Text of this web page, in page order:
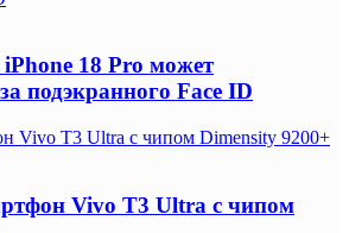
18 Pro может
подэкранного Face ID
Vivo T3 Ultra с чипом Dimensity 9200+
Vivo T3 Ultra с чипом